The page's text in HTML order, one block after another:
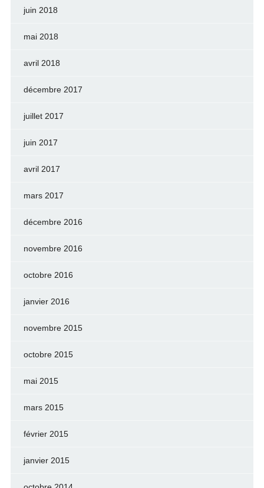
juin 2018
mai 2018
avril 2018
décembre 2017
juillet 2017
juin 2017
avril 2017
mars 2017
décembre 2016
novembre 2016
octobre 2016
janvier 2016
novembre 2015
octobre 2015
mai 2015
mars 2015
février 2015
janvier 2015